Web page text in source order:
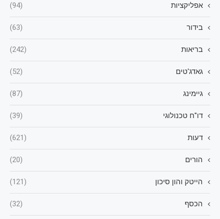
אפליקציות (94)
בידור (63)
בריאות (242)
גאדג'טים (52)
גיימינג (87)
דו"ח טכנולוגי (39)
דעות (621)
הורים (20)
הייטק והון סיכון (121)
הכסף (32)